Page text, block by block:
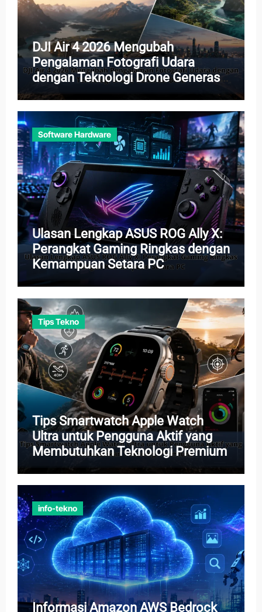
DJI Air 4 2026 Mengubah
Pengalaman Fotografi Udara
dengan Teknologi Drone Generasi
Baru
Software Hardware
Ulasan Lengkap ASUS ROG Ally X:
Perangkat Gaming Ringkas dengan
Kemampuan Setara PC
Tips Tekno
Tips Smartwatch Apple Watch
Ultra untuk Pengguna Aktif yang
Membutuhkan Teknologi Premium
info-tekno
Informasi Amazon AWS Bedrock